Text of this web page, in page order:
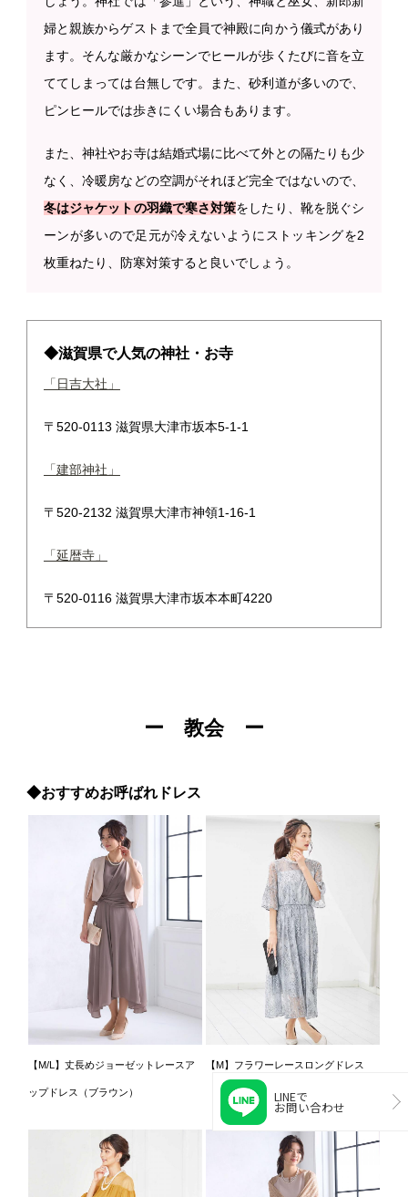
婦と親族からゲストまで全員で神殿に向かう儀式があり
ます。そんな厳かなシーンでヒールが歩くたびに音を立
ててしまっては台無しです。また、砂利道が多いので、
ピンヒールでは歩きにくい場合もあります。
また、神社やお寺は結婚式場に比べて外との隔たりも少
なく、冷暖房などの空調がそれほど完全ではないので、
冬はジャケットの羽織で寒さ対策をしたり、靴を脱ぐシ
ーンが多いので足元が冷えないようにストッキングを2
枚重ねたり、防寒対策すると良いでしょう。
◆滋賀県で人気の神社・お寺
「日吉大社」
〒520-0113 滋賀県大津市坂本5-1-1
「建部神社」
〒520-2132 滋賀県大津市神領1-16-1
「延暦寺」
〒520-0116 滋賀県大津市坂本本町4220
ー 教会 ー
◆おすすめお呼ばれドレス
【M/L】丈長めジョーゼットレースア
ップドレス（ブラウン）
【M】フラワーレースロングドレス
（グレー） LINEで
お問い合わせ